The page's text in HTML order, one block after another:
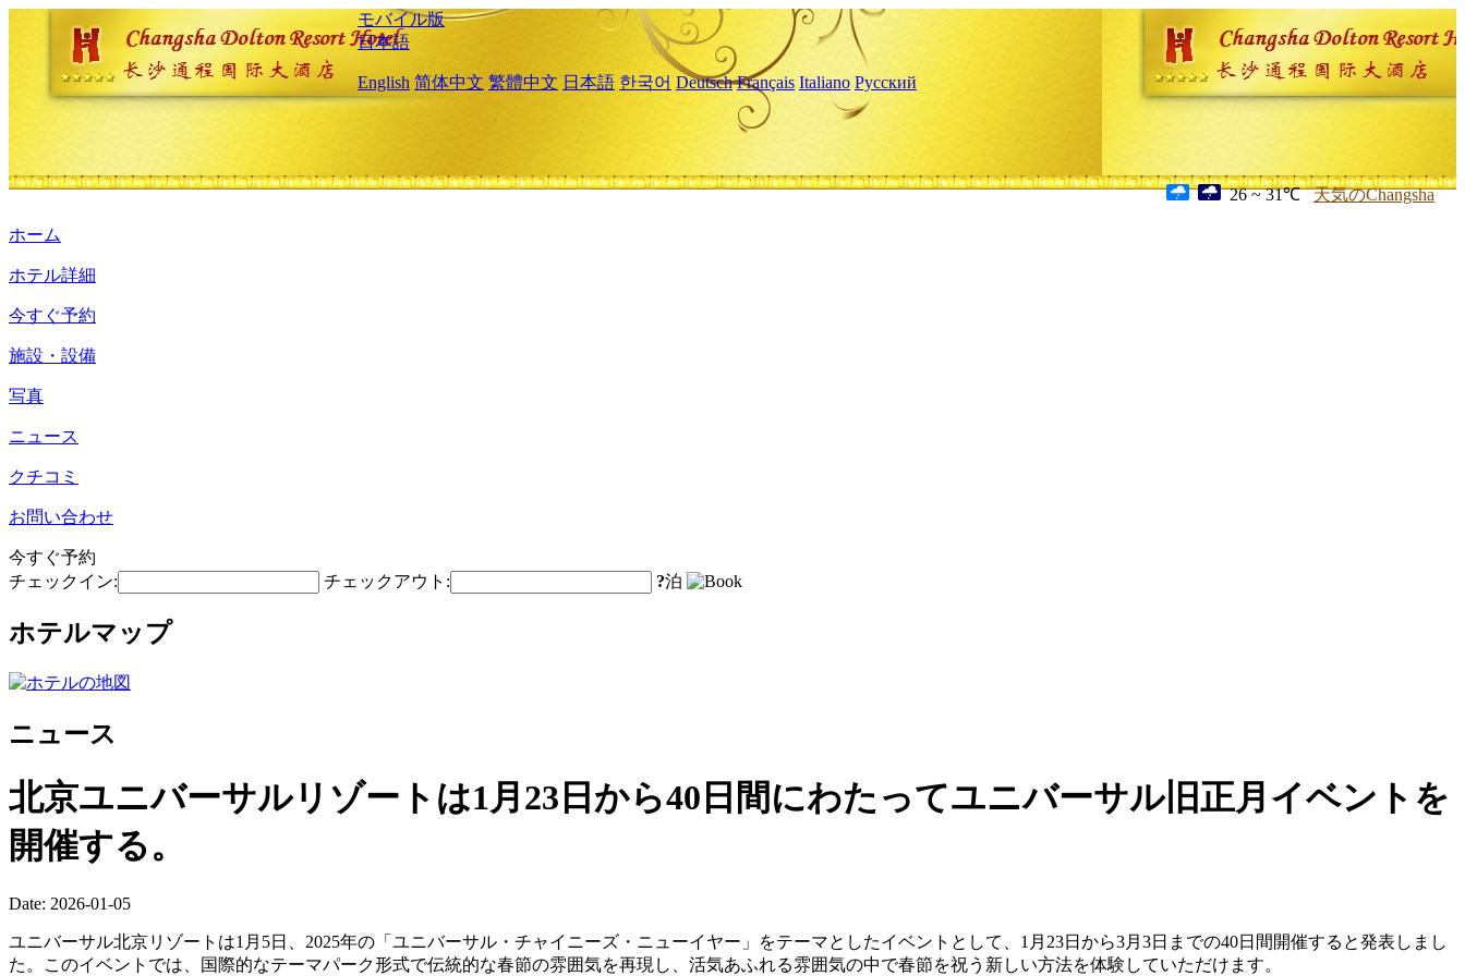
モバイル版
日本語
English 简体中文 繁體中文 日本語 한국어 Deutsch Français Italiano Русский
26 ~ 31℃ 天気のChangsha
ホーム
ホテル詳細
今すぐ予約
施設・設備
写真
ニュース
クチコミ
お問い合わせ
今すぐ予約
チェックイン:
チェックアウト: ?泊
ホテルマップ
ニュース
北京ユニバーサルリゾートは1月23日から40日間にわたってユニバーサル旧正月イベントを
開催する。
Date: 2026-01-05
ユニバーサル北京リゾートは1月5日、2025年の「ユニバーサル・チャイニーズ・ニューイヤー」をテーマとしたイベントとして、1月23日から3月3日までの40日間開催すると発表しまし
た。このイベントでは、国際的なテーマパーク形式で伝統的な春節の雰囲気を再現し、活気あふれる雰囲気の中で春節を祝う新しい方法を体験していただけます。